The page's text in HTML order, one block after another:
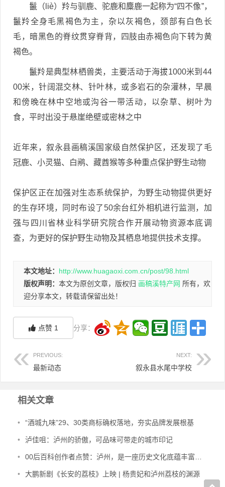
鬣（liè）羚与驯鹿、驼鹿和麋鹿一起称为“四不像”，
鬣羚全身毛黑褐色为主，杂以灰褐色，颈部有白色长
毛，暗黑色的脊纹贯穿脊背，四肢由赤褐色向下转为黄
褐色。
鬣羚是典型林栖兽类，主要活动于海拔1000米到44
00米，针阔混交林、针叶林，或多岩石的杂灌林，早晨
和傍晚在林中空地或沟谷一带活动，以杂草、树叶为
食，平时出没于悬崖绝壁或密林之中
近年来，叙永县画稿溪国家级自然保护区，还发现了毛
冠鹿、小灵猫、白鹇、藏酋猴等多种重点保护野生动物
保护区正在加强对生态系统保护，为野生动物提供更好
的生存环境，同时布设了50余台红外相机进行监测，加
强与四川省林业科学研究院合作开展动物资源本底调
查，为更好的保护野生动物及其栖息地提供技术支撑。
本文地址： http://www.huagaoxi.com.cn/post/98.html
版权声明： 本文为原创文章，版权归 画稿溪特产网 所有，欢
迎分享本文，转载请保留出处！
点赞 1 分享：
PREVIOUS:
最新动态
NEXT:
叙永县水尾中学校
相关文章
• “酒城九味”29、30类商标确权落地，夯实品牌发展根基
• 泸佳咀：泸州的骄傲，可品味可带走的城市印记
• 00后百科创作者点赞：泸州，是一座历史文化底蕴丰富的城市
• 大鹏新剧《长安的荔枝》上映 | 杨贵妃和泸州荔枝的渊源